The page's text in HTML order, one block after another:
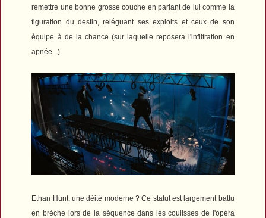
remettre une bonne grosse couche en parlant de lui comme la
figuration du destin, reléguant ses exploits et ceux de son
équipe à de la chance (sur laquelle reposera l'infiltration en
apnée...).
Ethan Hunt, une déité moderne ? Ce statut est largement battu
en brèche lors de la séquence dans les coulisses de l'opéra